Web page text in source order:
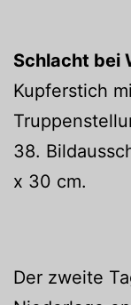
Schlacht bei
Kupferstich
38.
x 30 cm.
Der zweite